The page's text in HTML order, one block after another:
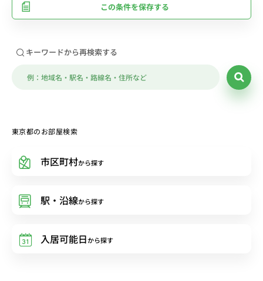
この条件を保存する
キーワードから再検索する
東京都のお部屋検索
市区町村から探す
駅・沿線から探す
入居可能日から探す